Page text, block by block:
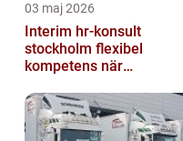
03 maj 2026
Interim hr-konsult
stockholm flexibel
kompetens när
stöd